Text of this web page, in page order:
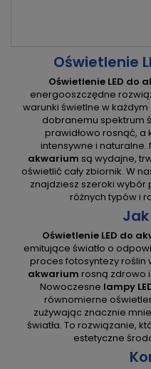
Oświetlenie
Oświetlenie LED do
energooszczędne
warunki świetlne w każdym
dobranemu spektrum
prawidłowo rosnąć, a
intensywne i naturalne.
akwarium są wydajne,
oświetlić cały zbiornik. W
znajdziesz szeroki
różnych typów i
Jak
Oświetlenie LED do
emitujące światło o
proces fotosyntezy roślin
akwarium rosną zdrowo
Nowoczesne lampy
równomierne
zużywając znacznie
światła. To rozwiązanie,
estetyczne